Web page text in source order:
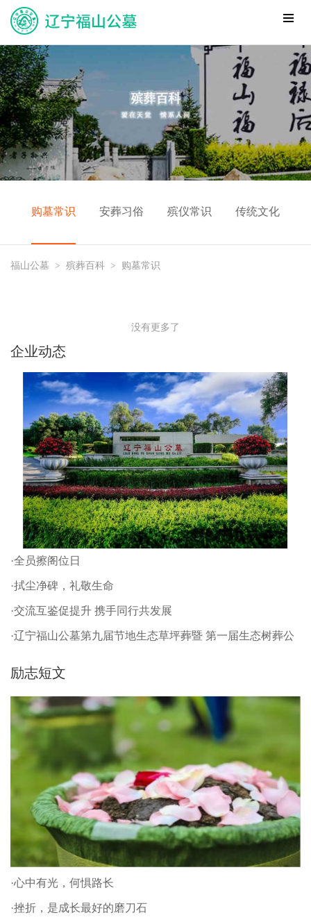
购墓常识 安葬习俗 殡仪常识 传统文化
福山公墓 > 殡葬百科 > 购墓常识
没有更多了
企业动态
·全员擦阁位日
·拭尘净碑，礼敬生命
·交流互鉴促提升 携手同行共发展
·辽宁福山公墓第九届节地生态草坪葬暨 第一届生态树葬公
励志短文
·心中有光，何惧路长
·挫折，是成长最好的磨刀石